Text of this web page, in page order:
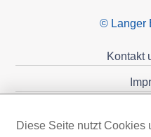
© Langer
Kontakt
Diese Seite nutzt Cookies